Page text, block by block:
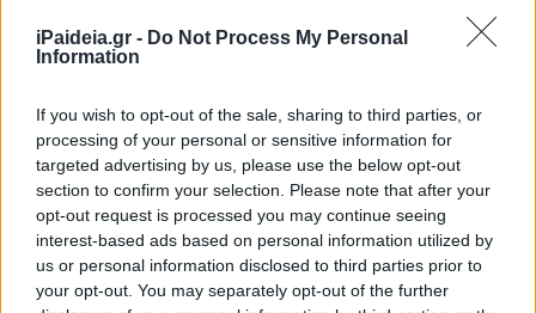
iPaideia.gr - Do Not Process My Personal
Information
If you wish to opt-out of the sale, sharing to third parties, or
processing of your personal or sensitive information for
targeted advertising by us, please use the below opt-out
section to confirm your selection. Please note that after your
opt-out request is processed you may continue seeing
interest-based ads based on personal information utilized by
us or personal information disclosed to third parties prior to
your opt-out. You may separately opt-out of the further